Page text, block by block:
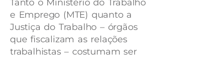
Tanto o Ministério do Trabalho
e Emprego (MTE) quanto a
Justiça do Trabalho – órgãos
que fiscalizam as relações
trabalhistas – costumam ser